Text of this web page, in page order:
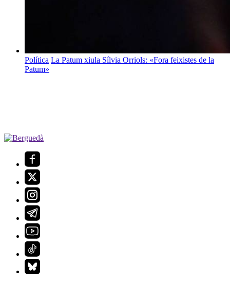
Política La Patum xiula Sílvia Orriols: «Fora feixistes de la
Patum»